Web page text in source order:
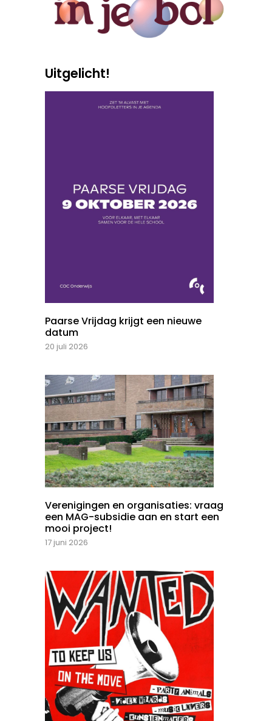
Uitgelicht!
Paarse Vrijdag krijgt een nieuwe
datum
20 juli 2026
Verenigingen en organisaties: vraag
een MAG-subsidie aan en start een
mooi project!
17 juni 2026